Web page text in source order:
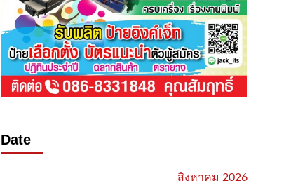
Date
สิงหาคม 2026